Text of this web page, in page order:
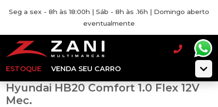
Seg a sex - 8h às 18:00h | Sáb - 8h às .16h | Domingo aberto
eventualmente
ESTOQUE VENDA SEU CARRO
Hyundai HB20 Comfort 1.0 Flex 12V
Mec.